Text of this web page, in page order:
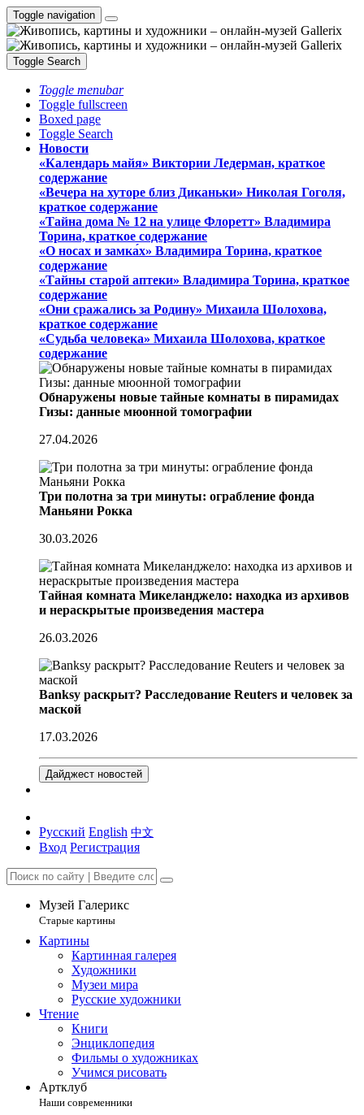
Toggle navigation
Toggle Search
Toggle menubar
Toggle fullscreen
Boxed page
Toggle Search
Новости
«Календарь майя» Виктории Ледерман, краткое
содержание
«Вечера на хуторе близ Диканьки» Николая Гоголя,
краткое содержание
«Тайна дома № 12 на улице Флоретт» Владимира
Торина, краткое содержание
«О носах и замка́х» Владимира Торина, краткое
содержание
«Тайны старой аптеки» Владимира Торина, краткое
содержание
«Они сражались за Родину» Михаила Шолохова,
краткое содержание
«Судьба человека» Михаила Шолохова, краткое
содержание
Обнаружены новые тайные комнаты в пирамидах
Гизы: данные мюонной томографии
27.04.2026
Три полотна за три минуты: ограбление фонда
Маньяни Рокка
30.03.2026
Тайная комната Микеланджело: находка из архивов
и нераскрытые произведения мастера
26.03.2026
Banksy раскрыт? Расследование Reuters и человек за
маской
17.03.2026
Дайджест новостей
Русский English 中文
Вход Регистрация
Музей Галерикс
Старые картины
Картины
Картинная галерея
Художники
Музеи мира
Русские художники
Чтение
Книги
Энциклопедия
Фильмы о художниках
Учимся рисовать
Артклуб
Наши современники